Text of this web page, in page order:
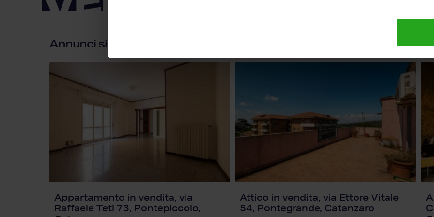
Annunci simili
Appartamento in vendita, via
Raffaele Teti 73, Pontepiccolo,
Attico in vendita, via Ettore Vitale
54, Pontegrande, Catanzaro